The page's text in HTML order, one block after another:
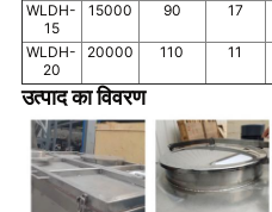
WLDH-
15
15000 90 17
WLDH-
20
20000 110 11
उत्पाद का विवरण